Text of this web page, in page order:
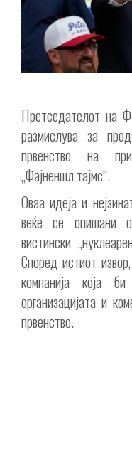
Претседателот на
размислува за
првенство на
„Фајненшл тајмс“.
Оваа идеја и
веќе се опишани
вистински
Според истиот
компанија која
организацијата и
првенство.